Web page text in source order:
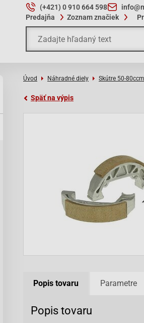
(+421) 0 910 664 598
Predajňa
Zoznam značiek
Úvod Náhradné diely Skútre 50-80ccm
Späť na výpis
Popis tovaru Parametre
Popis tovaru